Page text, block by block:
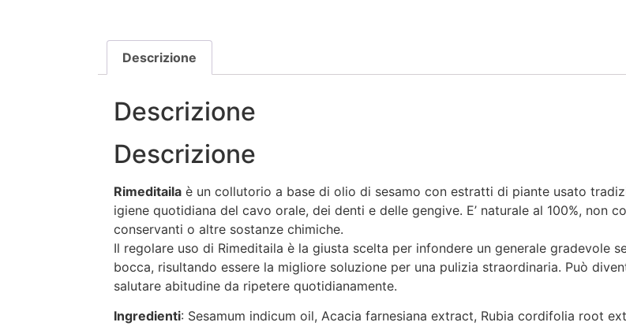
Descrizione
Descrizione
Descrizione
Rimeditaila è un collutorio a base di olio di sesamo con estratti di piante usato
igiene quotidiana del cavo orale, dei denti e delle gengive. E’ naturale al 100%, non
conservanti o altre sostanze chimiche.
Il regolare uso di Rimeditaila è la giusta scelta per infondere un generale gradevole
bocca, risultando essere la migliore soluzione per una pulizia straordinaria. Può
salutare abitudine da ripetere quotidianamente.
Ingredienti: Sesamum indicum oil, Acacia farnesiana extract, Rubia cordifolia root